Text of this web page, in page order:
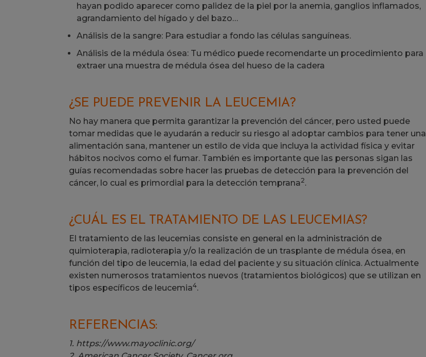
hayan podido aparecer como palidez de la piel por la anemia, ganglios inflamados,
agrandamiento del hígado y del bazo…
Análisis de la sangre: Para estudiar a fondo las células sanguíneas.
Análisis de la médula ósea: Tu médico puede recomendarte un procedimiento para
extraer una muestra de médula ósea del hueso de la cadera
¿SE PUEDE PREVENIR LA LEUCEMIA?
No hay manera que permita garantizar la prevención del cáncer, pero usted puede
tomar medidas que le ayudarán a reducir su riesgo al adoptar cambios para tener una
alimentación sana, mantener un estilo de vida que incluya la actividad física y evitar
hábitos nocivos como el fumar. También es importante que las personas sigan las
guías recomendadas sobre hacer las pruebas de detección para la prevención del
cáncer, lo cual es primordial para la detección temprana2.
¿CUÁL ES EL TRATAMIENTO DE LAS LEUCEMIAS?
El tratamiento de las leucemias consiste en general en la administración de
quimioterapia, radioterapia y/o la realización de un trasplante de médula ósea, en
función del tipo de leucemia, la edad del paciente y su situación clínica. Actualmente
existen numerosos tratamientos nuevos (tratamientos biológicos) que se utilizan en
tipos específicos de leucemia4.
REFERENCIAS:
1. https://www.mayoclinic.org/